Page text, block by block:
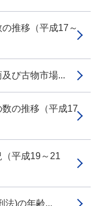
推移（平成17～
び古物市場...
の推移（平成17
平成19～21
法)の年齢...